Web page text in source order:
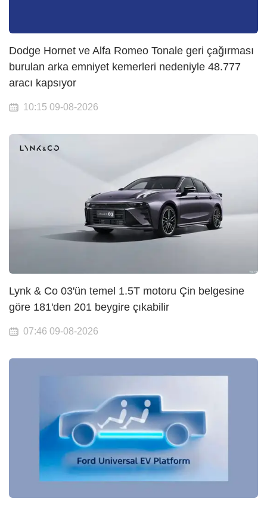
Dodge Hornet ve Alfa Romeo Tonale geri çağırması
burulan arka emniyet kemerleri nedeniyle 48.777
aracı kapsıyor
10:15 09-08-2026
Lynk & Co 03'ün temel 1.5T motoru Çin belgesine
göre 181'den 201 beygire çıkabilir
07:46 09-08-2026